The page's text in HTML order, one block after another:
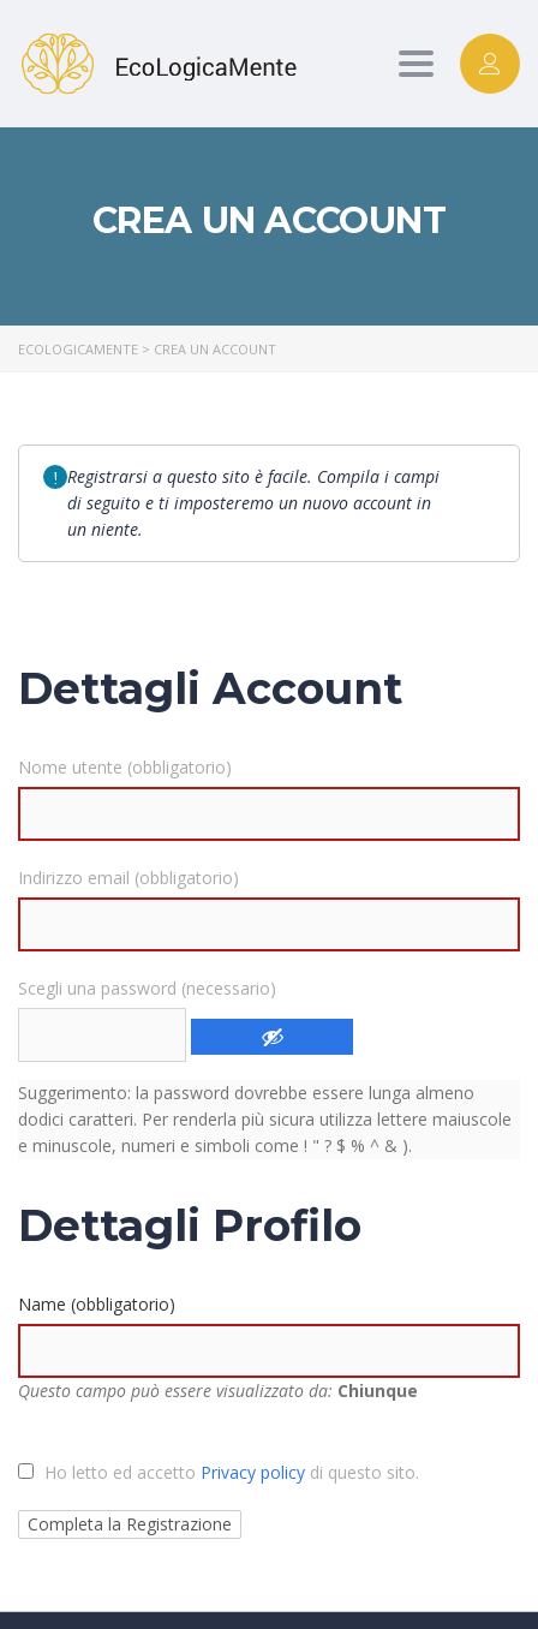
Toggle
CREA UN ACCOUNT
ECOLOGICAMENTE > CREA UN ACCOUNT
Registrarsi a questo sito è facile. Compila i campi
di seguito e ti imposteremo un nuovo account in
un niente.
Dettagli Account
Nome utente (obbligatorio)
Indirizzo email (obbligatorio)
Scegli una password (necessario)
Suggerimento: la password dovrebbe essere lunga almeno
dodici caratteri. Per renderla più sicura utilizza lettere maiuscole
e minuscole, numeri e simboli come ! " ? $ % ^ & ).
Dettagli Profilo
Name (obbligatorio)
Questo campo può essere visualizzato da: Chiunque
Ho letto ed accetto Privacy policy di questo sito.